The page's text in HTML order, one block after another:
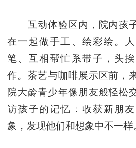
互动体验区内，院内孩
在一起做手工、绘彩绘。
笔、互相帮忙系带子，头
作。茶艺与咖啡展示区前，
院大龄青少年像朋友般轻松
访孩子的记忆：收获新朋
象，发现他们和想象中不一样